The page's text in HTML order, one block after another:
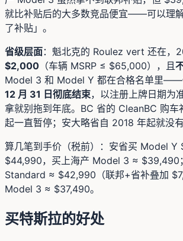
就比补贴后的大多数竞品便宜——可以理
了补贴」。
省级层面：魁北克的 Roulez vert 还在，
$2,000 （车辆 MSRP ≤ $65,000），且
Model 3 和 Model Y 都在合格名单里——
12 月 31 日彻底结束，以注册上牌日期为
拿就别拖到年底。BC 省的 CleanBC 购
起一直暂停；安大略省自 2018 年起就没有
算几笔到手价（税前）：安省买 Model Y
$44,990，买上海产 Model 3 ≈ $39,490
Standard ≈ $42,990（联邦+省补叠加
Model 3 ≈ $37,490。
买特斯拉的好处